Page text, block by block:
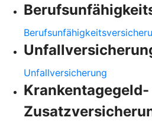
Unfallversicherung
Krankentagegeld-